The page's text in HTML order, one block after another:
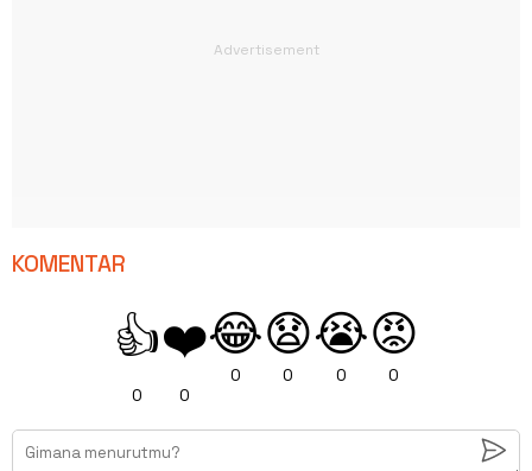
KOMENTAR
👍
0
❤️
0
😂
0
😧
0
😭
0
😡
0